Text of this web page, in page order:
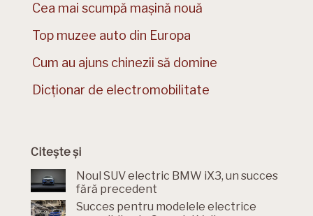
Cea mai scumpă mașină nouă
Top muzee auto din Europa
Cum au ajuns chinezii să domine
Dicționar de electromobilitate
Citește și
Noul SUV electric BMW iX3, un succes
fără precedent
Succes pentru modelele electrice